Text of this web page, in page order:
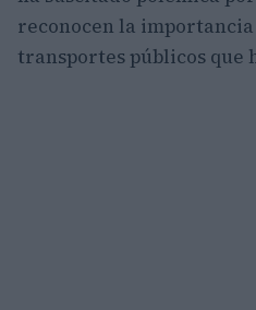
reconocen la
transportes públicos que